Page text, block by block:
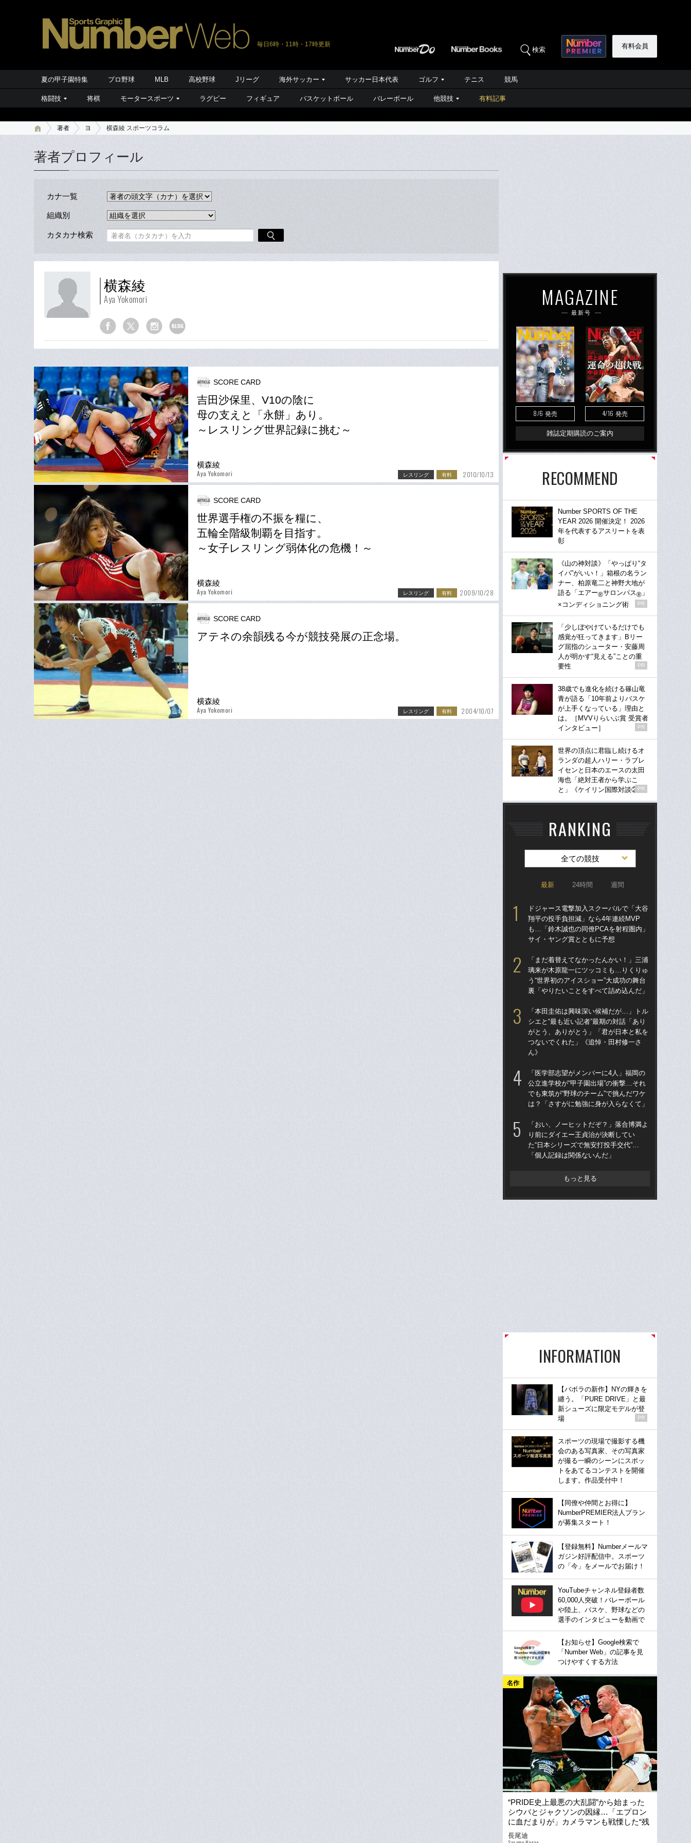
毎日6時・11時・17時更新
検索 有料会員
夏の甲子園特集 プロ野球 MLB 高校野球 Jリーグ 海外サッカー サッカー日本代表 ゴルフ テニス 競馬
格闘技 将棋 モータースポーツ ラグビー フィギュア バスケットボール バレーボール 他競技 有料記事
著者 ヨ 横森綾 スポーツコラム
著者プロフィール
カナ一覧
組織別
カタカナ検索
横森綾
Aya Yokomori
SCORE CARD
吉田沙保里、V10の陰に
母の支えと「永餅」あり。
～レスリング世界記録に挑む～
横森綾
Aya Yokomori レスリング 有料 2010/10/13
SCORE CARD
世界選手権の不振を糧に、
五輪全階級制覇を目指す。
～女子レスリング弱体化の危機！～
横森綾
Aya Yokomori レスリング 有料 2009/10/28
SCORE CARD
アテネの余韻残る今が競技発展の正念場。
横森綾
Aya Yokomori レスリング 有料 2004/10/07
MAGAZINE
最新号
8/6 発売 4/16 発売
雑誌定期購読のご案内
RECOMMEND
Number SPORTS OF THE
YEAR 2026 開催決定！ 2026
年を代表するアスリートを表
彰
《山の神対談》「やっぱり“タ
イパ”がいい！」箱根の名ラン
ナー、柏原竜二と神野大地が
語る「エアー®サロンパス® 」
×コンディショニング術
PR
「少しぼやけているだけでも
感覚が狂ってきます」Bリー
グ屈指のシューター・安藤周
人が明かす“見える”ことの重
要性
PR
38歳でも進化を続ける篠山竜
青が語る「10年前よりバスケ
が上手くなっている」理由と
は。［MVVりらいぶ賞 受賞者
インタビュー］
PR
世界の頂点に君臨し続けるオ
ランダの超人ハリー・ラブレ
イセンと日本のエースの太田
海也「絶対王者から学ぶこ
と」《ケイリン国際対談②》
PR
RANKING
全ての競技
最新 24時間 週間
ドジャース電撃加入スクーバルで「大谷
翔平の投手負担減」なら4年連続MVP
も…「鈴木誠也の同僚PCAを射程圏内」
サイ・ヤング賞とともに予想
「まだ着替えてなかったんかい！」三浦
璃来が木原龍一にツッコミも…りくりゅ
う“世界初のアイスショー”大成功の舞台
裏「やりたいことをすべて詰め込んだ」
「本田圭佑は興味深い候補だが…」トル
シエと“最も近い記者”最期の対話「あり
がとう、ありがとう」「君が日本と私を
つないでくれた」《追悼・田村修一さ
ん》
「医学部志望がメンバーに4人」福岡の
公立進学校が“甲子園出場”の衝撃…それ
でも東筑が“野球のチーム”で挑んだワケ
は？「さすがに勉強に身が入らなくて」
「おい、ノーヒットだぞ？」落合博満よ
り前にダイエー王貞治が決断してい
た“日本シリーズで無安打投手交代”…
「個人記録は関係ないんだ」
もっと見る
INFORMATION
【バボラの新作】NYの輝きを
纏う。「PURE DRIVE」と最
新シューズに限定モデルが登
場
PR
スポーツの現場で撮影する機
会のある写真家、その写真家
が撮る一瞬のシーンにスポッ
トをあてるコンテストを開催
します。作品受付中！
【同僚や仲間とお得に】
NumberPREMIER法人プラン
が募集スタート！
【登録無料】Numberメールマ
ガジン好評配信中。スポーツ
の「今」をメールでお届け！
YouTubeチャンネル登録者数
60,000人突破！バレーボール
や陸上、バスケ、野球などの
選手のインタビューを動画で
【お知らせ】Google検索で
「Number Web」の記事を見
つけやすくする方法
名作
“PRIDE史上最悪の大乱闘”から始まった
シウバとジャクソンの因縁…「エプロン
に血だまりが」カメラマンも戦慄した“残
酷なKO”が生まれるまで
長尾迪